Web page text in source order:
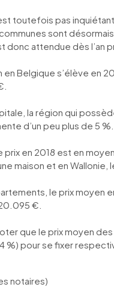
toutefois pas
sont
donc attendue dès l’an
en Belgique s’élève en
la région qui
d’un peu plus de 5
prix en 2018 est en
maison et en
le prix moyen
€.
que le prix moyen
%) pour se fixer
notaires)